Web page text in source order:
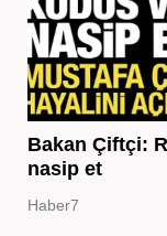
Bakan Çiftçi:
nasip et
Haber7